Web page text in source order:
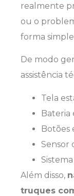
realmente
ou o
forma
De modo
assistência
Tela
Bateria
Botões
Sensor
Além disso,
truques